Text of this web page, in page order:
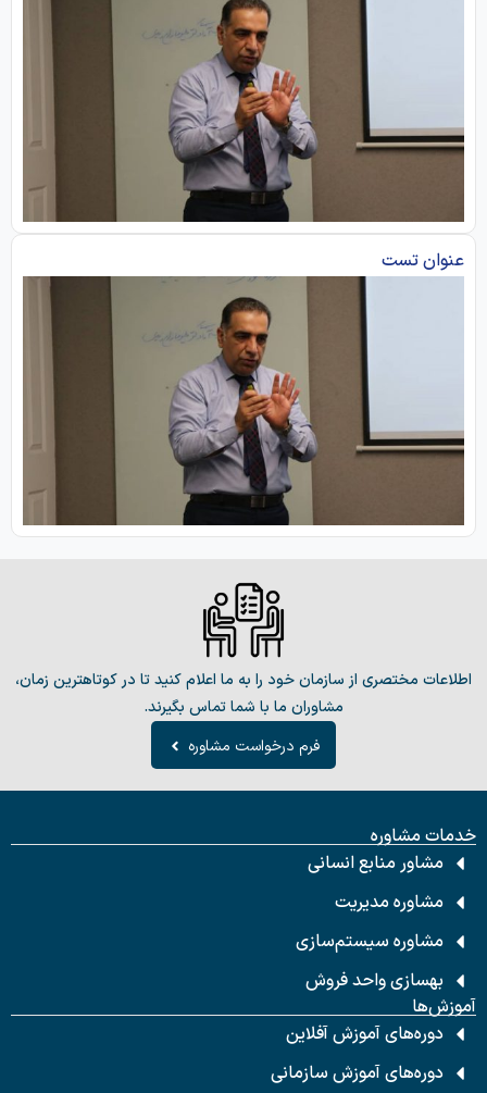
عنوان تست
اطلاعات مختصری از سازمان خود را به ما اعلام کنید تا در کوتاهترین زمان،
مشاوران ما با شما تماس بگیرند.
فرم درخواست مشاوره
خدمات مشاوره
مشاور منابع انسانی
مشاوره مدیریت
مشاوره سیستم‌سازی
بهسازی واحد فروش
آموزش‌ها
دوره‌های آموزش آفلاین
دوره‌های آموزش سازمانی